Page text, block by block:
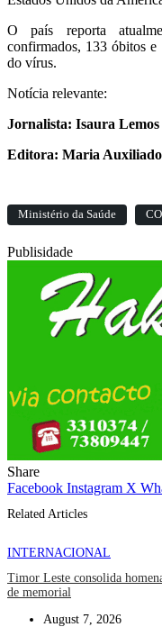
O país reporta
confirmados, 133 óbitos e
do vírus.
Notícia relevante:
Jornalista: Isaura Lemos
Editora: Maria
Ministério da Saúde
Publisidade
Share
Facebook Instagram X
Related Articles
INTERNACIONAL
Timor Leste consolida
de memorial
August 7, 2026